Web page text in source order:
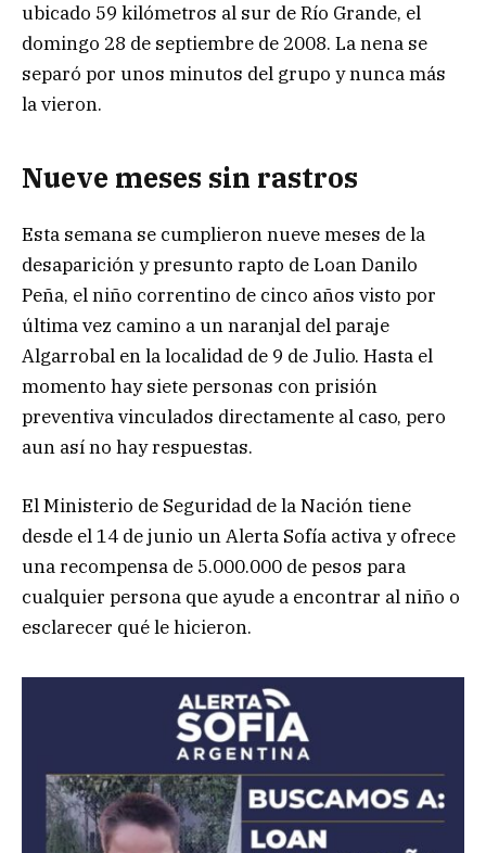
ubicado 59 kilómetros al sur de Río Grande, el
domingo 28 de septiembre de 2008. La nena se
separó por unos minutos del grupo y nunca más
la vieron.
Nueve meses sin rastros
Esta semana se cumplieron nueve meses de la
desaparición y presunto rapto de Loan Danilo
Peña, el niño correntino de cinco años visto por
última vez camino a un naranjal del paraje
Algarrobal en la localidad de 9 de Julio. Hasta el
momento hay siete personas con prisión
preventiva vinculados directamente al caso, pero
aun así no hay respuestas.
El Ministerio de Seguridad de la Nación tiene
desde el 14 de junio un Alerta Sofía activa y ofrece
una recompensa de 5.000.000 de pesos para
cualquier persona que ayude a encontrar al niño o
esclarecer qué le hicieron.